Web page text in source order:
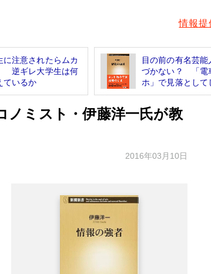
情報提
に注意されたらムカ
逆ギレ大学生は何
ているか
目の前の有名芸能
づかない？ 「電
ホ」で見落として
ミスト・伊藤洋一氏が教
2016年03月10日